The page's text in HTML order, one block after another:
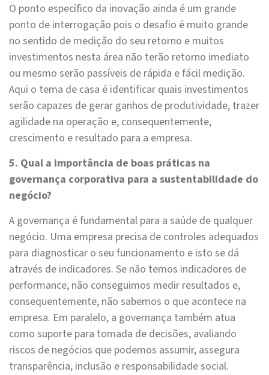
O ponto específico da inovação ainda é um grande
ponto de interrogação pois o desafio é muito grande
no sentido de medição do seu retorno e muitos
investimentos nesta área não terão retorno imediato
ou mesmo serão passíveis de rápida e fácil medição.
Aqui o tema de casa é identificar quais investimentos
serão capazes de gerar ganhos de produtividade, trazer
agilidade na operação e, consequentemente,
crescimento e resultado para a empresa.
5. Qual a importância de boas práticas na
governança corporativa para a sustentabilidade do
negócio?
A governança é fundamental para a saúde de qualquer
negócio. Uma empresa precisa de controles adequados
para diagnosticar o seu funcionamento e isto se dá
através de indicadores. Se não temos indicadores de
performance, não conseguimos medir resultados e,
consequentemente, não sabemos o que acontece na
empresa. Em paralelo, a governança também atua
como suporte para tomada de decisões, avaliando
riscos de negócios que podemos assumir, assegura
transparência, inclusão e responsabilidade social.